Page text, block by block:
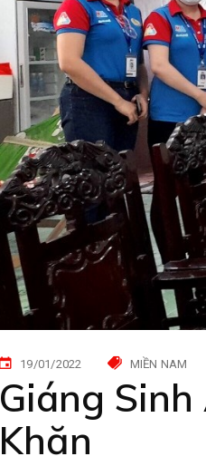
19/01/2022 MIỀN NAM
Giáng
Khăn